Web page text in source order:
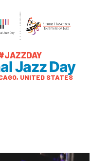
Jazz Day
UNITED STATES